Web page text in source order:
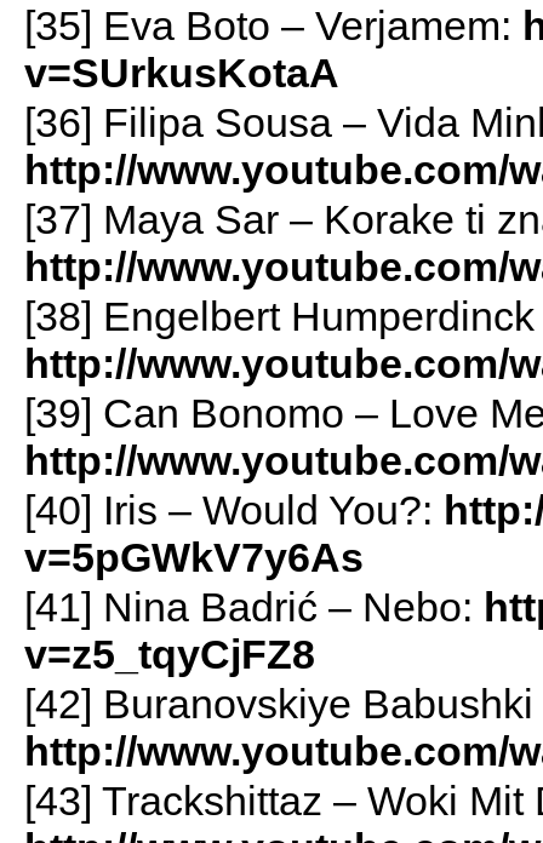
[35] Eva Boto – Verjamem:
v=SUrkusKotaA
[36] Filipa Sousa – Vida
http://www.youtube.com/
[37] Maya Sar – Korake ti
http://www.youtube.com/
[38] Engelbert
http://www.youtube.com/
[39] Can Bonomo – Love
http://www.youtube.com/
[40] Iris – Would You?:
v=5pGWkV7y6As
[41] Nina Badrić – Nebo:
v=z5_tqyCjFZ8
[42] Buranovskiye
http://www.youtube.com/
[43] Trackshittaz – Woki Mit